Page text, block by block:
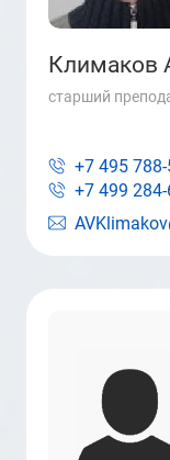
Климаков
старший
+7 495
+7 499